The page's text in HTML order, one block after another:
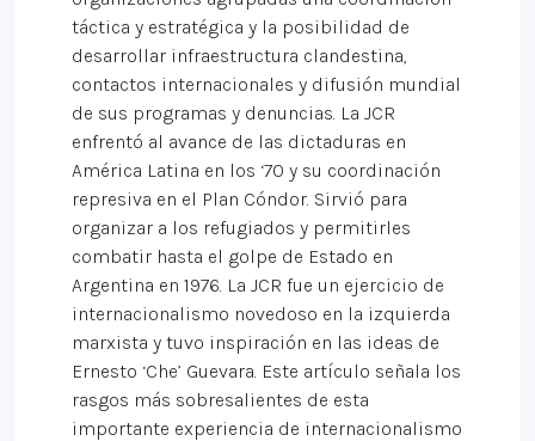
táctica y estratégica y la posibilidad de
desarrollar infraestructura clandestina,
contactos internacionales y difusión mundial
de sus programas y denuncias. La JCR
enfrentó al avance de las dictaduras en
América Latina en los ‘70 y su coordinación
represiva en el Plan Cóndor. Sirvió para
organizar a los refugiados y permitirles
combatir hasta el golpe de Estado en
Argentina en 1976. La JCR fue un ejercicio de
internacionalismo novedoso en la izquierda
marxista y tuvo inspiración en las ideas de
Ernesto ‘Che’ Guevara. Este artículo señala los
rasgos más sobresalientes de esta
importante experiencia de internacionalismo